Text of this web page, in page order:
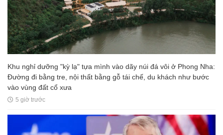
Khu nghỉ dưỡng "kỳ lạ" tựa mình vào dãy núi đá vôi ở Phong Nha:
Đường đi bằng tre, nội thất bằng gỗ tái chế, du khách như bước
vào vùng đất cổ xưa
5 giờ trước